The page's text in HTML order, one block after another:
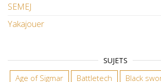
SEMEJ
Yakajouer
SUJETS
Age of Sigmar Battletech Black